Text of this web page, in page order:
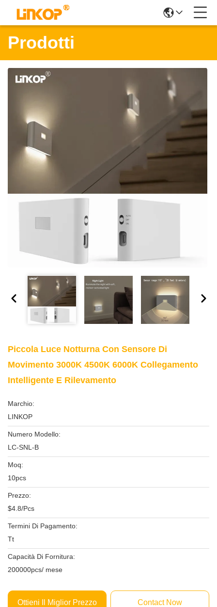
Prodotti
Piccola Luce Notturna Con Sensore Di
Movimento 3000K 4500K 6000K Collegamento
Intelligente E Rilevamento
Marchio:
LINKOP
Numero Modello:
LC-SNL-B
Moq:
10pcs
Prezzo:
$4.8/Pcs
Termini Di Pagamento:
Tt
Capacità Di Fornitura:
200000pcs/ mese
Ottieni Il Miglior Prezzo Contact Now